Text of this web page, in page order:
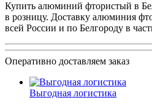
Купить алюминий фтористый в
в розницу. Доставку алюминия
всей России и по Белгороду в
Оперативно доставляем заказ
Выгодная логистика